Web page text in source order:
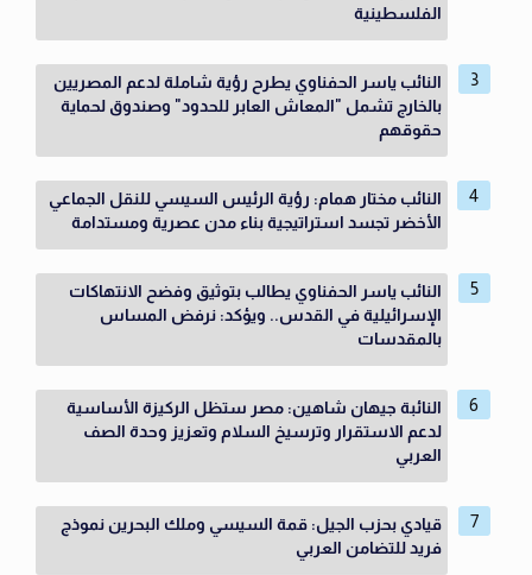
الفلسطينية
النائب ياسر الحفناوي يطرح رؤية شاملة لدعم المصريين
بالخارج تشمل "المعاش العابر للحدود" وصندوق لحماية
حقوقهم
النائب مختار همام: رؤية الرئيس السيسي للنقل الجماعي
الأخضر تجسد استراتيجية بناء مدن عصرية ومستدامة
النائب ياسر الحفناوي يطالب بتوثيق وفضح الانتهاكات
الإسرائيلية في القدس.. ويؤكد: نرفض المساس
بالمقدسات
النائبة جيهان شاهين: مصر ستظل الركيزة الأساسية
لدعم الاستقرار وترسيخ السلام وتعزيز وحدة الصف
العربي
قيادي بحزب الجيل: قمة السيسي وملك البحرين نموذج
فريد للتضامن العربي